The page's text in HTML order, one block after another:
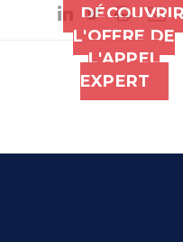
L'OFFRE DE
L'APPEL
EXPERT